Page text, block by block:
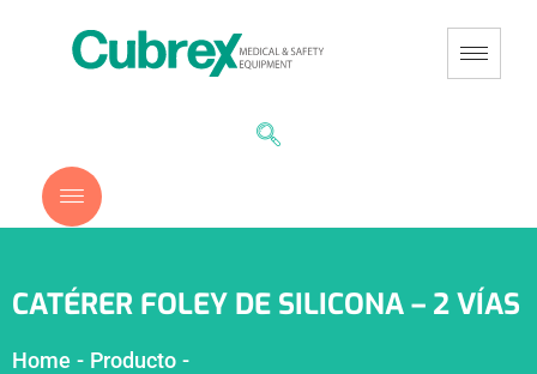
CATÉRER FOLEY DE SILICONA – 2 VÍAS
Home - Producto -